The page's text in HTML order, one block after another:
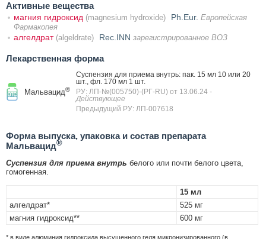
Активные вещества
магния гидроксид (magnesium hydroxide) Ph.Eur. Европейская
Фармакопея
алгелдрат (algeldrate) Rec.INN зарегистрированное ВОЗ
Лекарственная форма
Мальвацид®
Суспензия для приема внутрь: пак. 15 мл 10 или 20
шт., фл. 170 мл 1 шт.
РУ: ЛП-№(005750)-(РГ-RU) от 13.06.24 -
Действующее
Предыдущий РУ: ЛП-007618
Форма выпуска, упаковка и состав препарата
Мальвацид®
Суспензия для приема внутрь белого или почти белого цвета,
гомогенная.
15 мл
алгелдрат*
525 мг
магния гидроксид**
600 мг
* в виде алюминия гидроксида высушенного геля микронизированного (в